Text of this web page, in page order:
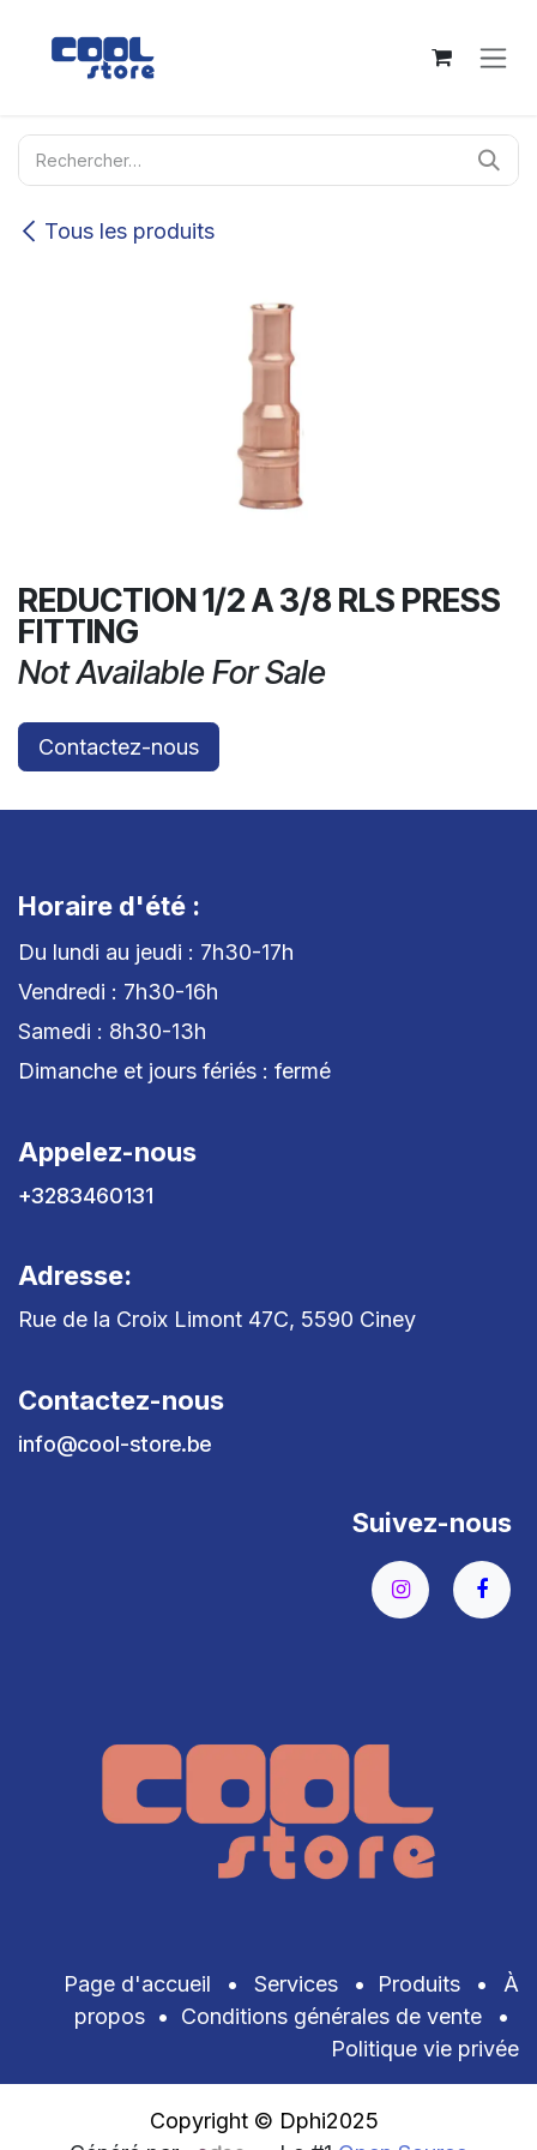
Tous les produits
REDUCTION 1/2 A 3/8 RLS PRESS
FITTING
Not Available For Sale
Contactez-nous
Horaire d'été :
Du lundi au jeudi : 7h30-17h
Vendredi : 7h30-16h
Samedi : 8h30-13h
Dimanche et jours fériés : fermé
Appelez-nous
+3283460131
Adresse:
Rue de la Croix Limont 47C, 5590 Ciney
Contactez-nous
info@cool-store.be
Suivez-nous
Page d'accueil • Services • Produits •
À
propos • Conditions générales de vente
•
Politique vie privée
Copyright © Dphi2025